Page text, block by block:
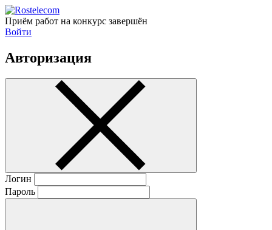
Приём работ на конкурс завершён
Войти
Авторизация
Логин
Пароль